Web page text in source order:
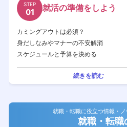
STEP
01 就活の準備をしよう
カミングアウトは必須？
身だしなみやマナーの不安解消
スケジュールと予算を決める
続きを読む
就職・転職に役立つ情報・ノ
就職・転職